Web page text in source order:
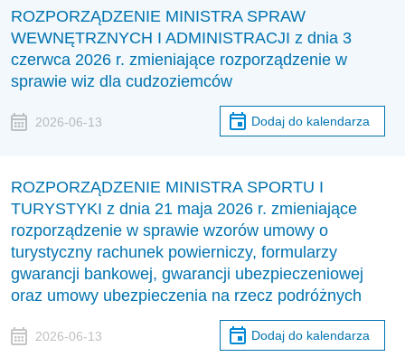
ROZPORZĄDZENIE MINISTRA SPRAW
WEWNĘTRZNYCH I ADMINISTRACJI z dnia 3
czerwca 2026 r. zmieniające rozporządzenie w
sprawie wiz dla cudzoziemców
2026-06-13 Dodaj do kalendarza
ROZPORZĄDZENIE MINISTRA SPORTU I
TURYSTYKI z dnia 21 maja 2026 r. zmieniające
rozporządzenie w sprawie wzorów umowy o
turystyczny rachunek powierniczy, formularzy
gwarancji bankowej, gwarancji ubezpieczeniowej
oraz umowy ubezpieczenia na rzecz podróżnych
2026-06-13 Dodaj do kalendarza